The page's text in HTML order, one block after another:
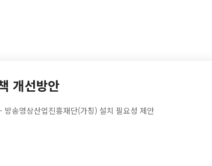
개선방안
송영상산업진흥재단(가칭) 설치 필요성 제안